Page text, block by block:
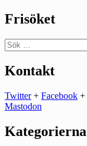
Frisöket
Sök
efter:
Kontakt
Twitter+ Facebook +
Mastodon
Kategorierna